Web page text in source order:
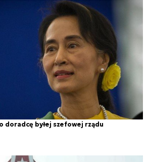
doradcę byłej szefowej rządu